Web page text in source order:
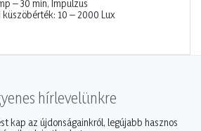
– 30 min, Impulzus
küszöbérték: 10 – 2000 Lux
hírlevelünkre
kap az újdonságainkról, legújabb hasznos